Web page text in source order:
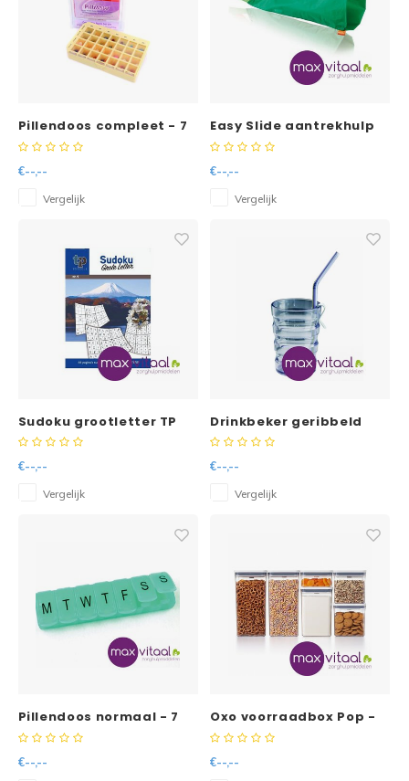
Pillendoos compleet - 7
dagen - 4 vakken per
€--,--
Vergelijk
Easy Slide aantrekhulp
OPEN teen
€--,--
Vergelijk
Sudoku grootletter TP
€--,--
Vergelijk
Drinkbeker geribbeld
Sure Grip - rietjeshouder
€--,--
Vergelijk
Pillendoos normaal - 7
dagen - 1 vak per dag
€--,--
Oxo voorraadbox Pop -
€--,--